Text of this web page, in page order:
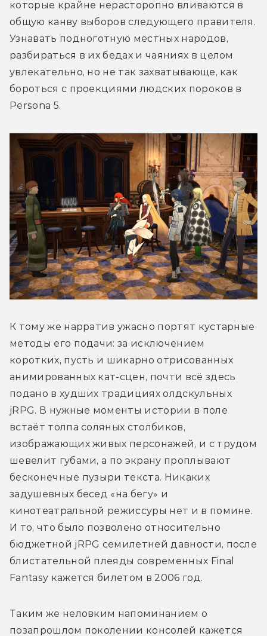
которые крайне нерасторопно вливаются в
общую канву выборов следующего правителя.
Узнавать подноготную местных народов,
разбираться в их бедах и чаяниях в целом
увлекательно, но не так захватывающе, как
бороться с проекциями людских пороков в
Persona 5.
К тому же нарратив ужасно портят кустарные
методы его подачи: за исключением
коротких, пусть и шикарно отрисованных
анимированных кат-сцен, почти всё здесь
подано в худших традициях олдскульных
jRPG. В нужные моменты истории в поле
встаёт толпа соляных столбиков,
изображающих живых персонажей, и с трудом
шевелит губами, а по экрану проплывают
бесконечные пузыри текста. Никаких
задушевных бесед «на бегу» и
кинотеатральной режиссуры нет и в помине.
И то, что было позволено относительно
бюджетной jRPG семилетней давности, после
блистательной плеяды современных Final
Fantasy кажется билетом в 2006 год.
Таким же неловким напоминанием о
позапрошлом поколении консолей кажется